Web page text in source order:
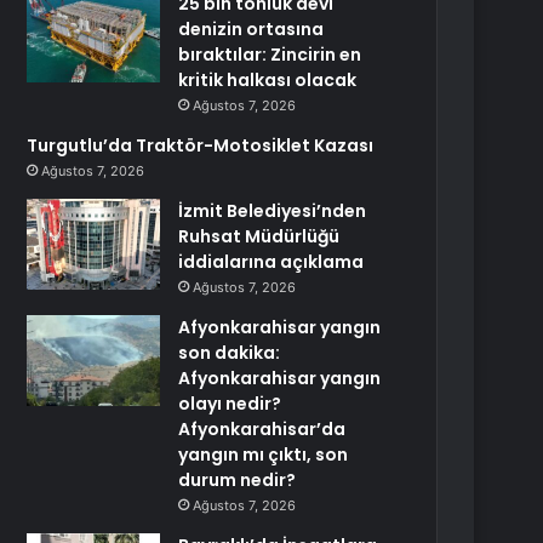
denizin ortasına
bıraktılar: Zincirin en
kritik halkası olacak
Ağustos 7, 2026
Turgutlu’da Traktör-Motosiklet Kazası
Ağustos 7, 2026
İzmit Belediyesi’nden
Ruhsat Müdürlüğü
iddialarına açıklama
Ağustos 7, 2026
Afyonkarahisar yangın
son dakika:
Afyonkarahisar yangın
olayı nedir?
Afyonkarahisar’da
yangın mı çıktı, son
durum nedir?
Ağustos 7, 2026